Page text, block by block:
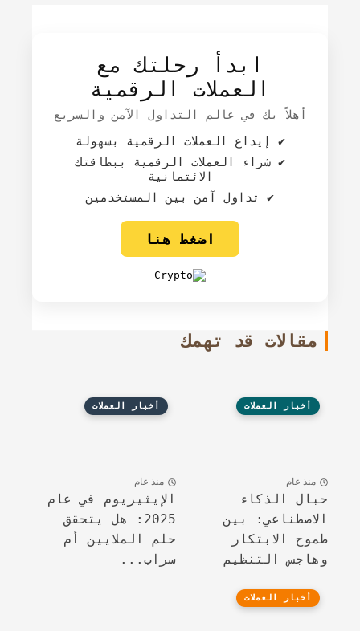
ابدأ رحلتك مع
العملات الرقمية
أهلاً بك في عالم التداول الآمن والسريع
✔️ إيداع العملات الرقمية بسهولة
✔️ شراء العملات الرقمية ببطاقتك
الائتمانية
✔️ تداول آمن بين المستخدمين
اضغط هنا
مقالات قد تهمك
أخبار العملات
منذ عام
حبال الذكاء
الاصطناعي: بين
طموح الابتكار
وهاجس التنظيم
أخبار العملات
منذ عام
الإيثيريوم في عام
2025: هل يتحقق
حلم الملايين أم
سراب...
أخبار العملات